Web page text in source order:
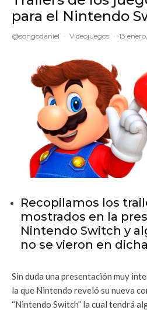
para el Nintendo
@songodaniel · Videojuegos · 13
Recopilamos los
mostrados en la
Nintendo Switch y
no se vieron en
Sin duda una presentación muy
la que Nintendo reveló su nueva
“Nintendo Switch” la cual tendrá